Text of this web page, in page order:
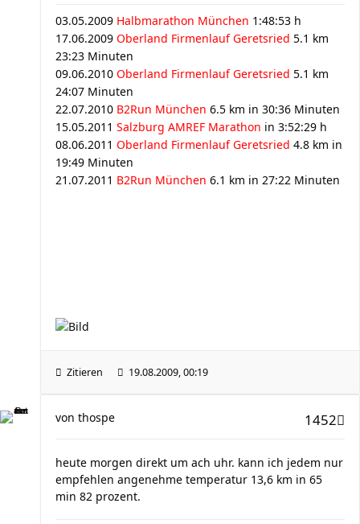
03.05.2009 Halbmarathon München 1:48:53 h
17.06.2009 Oberland Firmenlauf Geretsried 5.1 km
23:23 Minuten
09.06.2010 Oberland Firmenlauf Geretsried 5.1 km
24:07 Minuten
22.07.2010 B2Run München 6.5 km in 30:36 Minuten
15.05.2011 Salzburg AMREF Marathon in 3:52:29 h
08.06.2011 Oberland Firmenlauf Geretsried 4.8 km in
19:49 Minuten
21.07.2011 B2Run München 6.1 km in 27:22 Minuten
Zitieren 19.08.2009, 00:19
1452
von thospe
heute morgen direkt um ach uhr. kann ich jedem nur
empfehlen angenehme temperatur 13,6 km in 65
min 82 prozent.